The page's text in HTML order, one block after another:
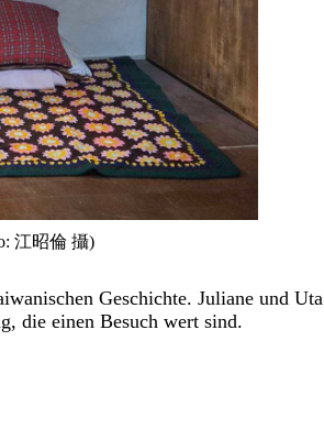
江昭倫 攝)
Geschichte. Juliane und Uta
die einen Besuch wert sind.